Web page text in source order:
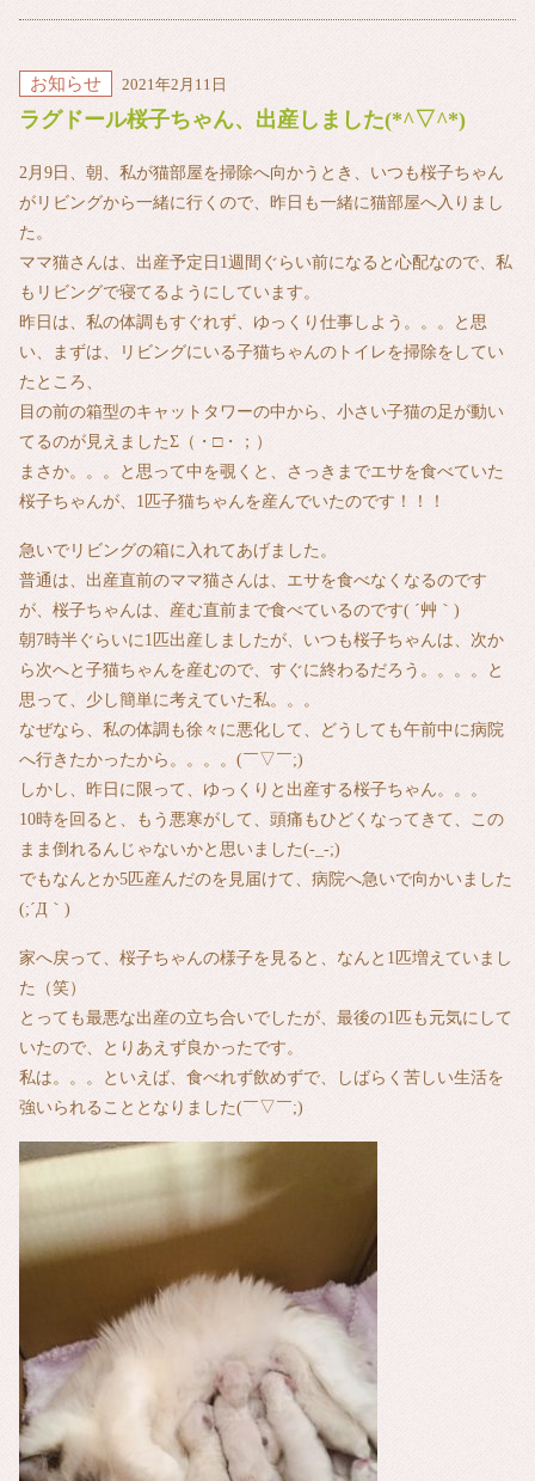
お知らせ 2021年2月11日
ラグドール桜子ちゃん、出産しました(*^▽^*)
2月9日、朝、私が猫部屋を掃除へ向かうとき、いつも桜子ちゃん
がリビングから一緒に行くので、昨日も一緒に猫部屋へ入りまし
た。
ママ猫さんは、出産予定日1週間ぐらい前になると心配なので、私
もリビングで寝てるようにしています。
昨日は、私の体調もすぐれず、ゆっくり仕事しよう。。。と思
い、まずは、リビングにいる子猫ちゃんのトイレを掃除をしてい
たところ、
目の前の箱型のキャットタワーの中から、小さい子猫の足が動い
てるのが見えましたΣ（・□・；）
まさか。。。と思って中を覗くと、さっきまでエサを食べていた
桜子ちゃんが、1匹子猫ちゃんを産んでいたのです！！！
急いでリビングの箱に入れてあげました。
普通は、出産直前のママ猫さんは、エサを食べなくなるのです
が、桜子ちゃんは、産む直前まで食べているのです( ´艸｀)
朝7時半ぐらいに1匹出産しましたが、いつも桜子ちゃんは、次か
ら次へと子猫ちゃんを産むので、すぐに終わるだろう。。。。と
思って、少し簡単に考えていた私。。。
なぜなら、私の体調も徐々に悪化して、どうしても午前中に病院
へ行きたかったから。。。。(￣▽￣;)
しかし、昨日に限って、ゆっくりと出産する桜子ちゃん。。。
10時を回ると、もう悪寒がして、頭痛もひどくなってきて、この
まま倒れるんじゃないかと思いました(-_-;)
でもなんとか5匹産んだのを見届けて、病院へ急いで向かいました
(;´Д｀)
家へ戻って、桜子ちゃんの様子を見ると、なんと1匹増えていまし
た（笑）
とっても最悪な出産の立ち合いでしたが、最後の1匹も元気にして
いたので、とりあえず良かったです。
私は。。。といえば、食べれず飲めずで、しばらく苦しい生活を
強いられることとなりました(￣▽￣;)